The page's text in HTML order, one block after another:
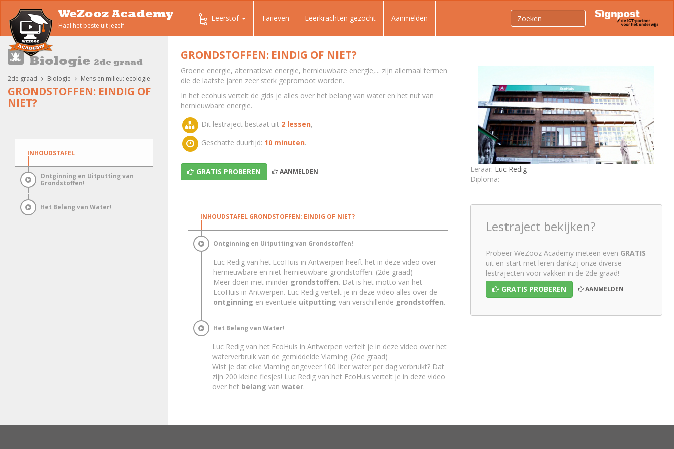
WeZooz Academy
Haal het beste uit jezelf.
Leerstof Tarieven Leerkrachten gezocht Aanmelden
Biologie 2de graad
2de graad Biologie Mens en milieu: ecologie
GRONDSTOFFEN: EINDIG OF
NIET?
INHOUDSTAFEL
Ontginning en Uitputting van
Grondstoffen!
Het Belang van Water!
GRONDSTOFFEN: EINDIG OF NIET?
Leraar: Luc Redig
Diploma:
Lestraject bekijken?
Probeer WeZooz Academy meteen even GRATIS
uit en start met leren dankzij onze diverse
lestrajecten voor vakken in de 2de graad!
GRATIS PROBEREN
AANMELDEN
Groene energie, alternatieve energie, hernieuwbare energie,... zijn allemaal termen
die de laatste jaren zeer sterk gepromoot worden.
In het ecohuis vertelt de gids je alles over het belang van water en het nut van
hernieuwbare energie.
Dit lestraject bestaat uit 2 lessen,
Geschatte duurtijd: 10 minuten.
GRATIS PROBEREN AANMELDEN
INHOUDSTAFEL GRONDSTOFFEN: EINDIG OF NIET?
Ontginning en Uitputting van Grondstoffen!
Luc Redig van het EcoHuis in Antwerpen heeft het in deze video over
hernieuwbare en niet-hernieuwbare grondstoffen. (2de graad)
Meer doen met minder grondstoffen. Dat is het motto van het
EcoHuis in Antwerpen. Luc Redig vertelt je in deze video alles over de
ontginning en eventuele uitputting van verschillende grondstoffen.
Het Belang van Water!
Luc Redig van het EcoHuis in Antwerpen vertelt je in deze video over het
waterverbruik van de gemiddelde Vlaming. (2de graad)
Wist je dat elke Vlaming ongeveer 100 liter water per dag verbruikt? Dat
zijn 200 kleine flesjes! Luc Redig van het EcoHuis vertelt je in deze video
over het belang van water.